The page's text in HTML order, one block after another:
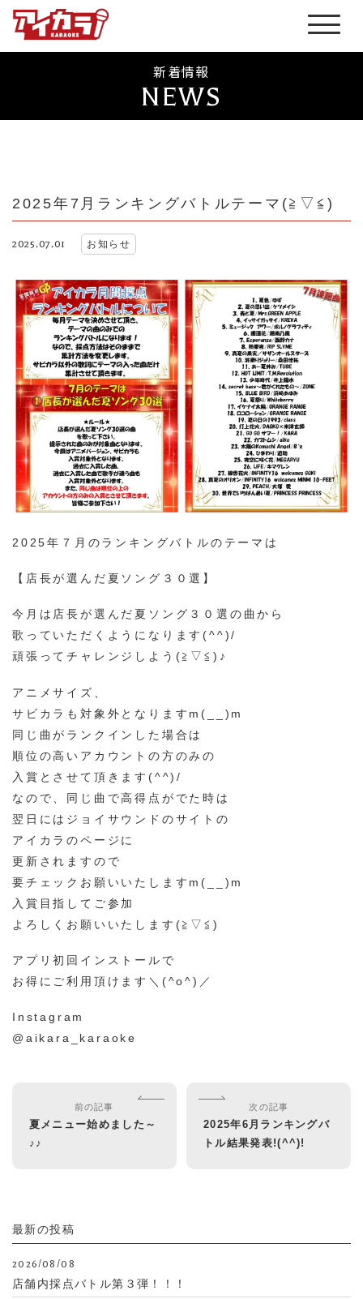
新着情報
NEWS
2025年7月ランキングバトルテーマ(≧▽≦)
2025.07.01 お知らせ
2025年７月のランキングバトルのテーマは
【店長が選んだ夏ソング３０選】
今月は店長が選んだ夏ソング３０選の曲から
歌っていただくようになります(^^)/
頑張ってチャレンジしよう(≧▽≦)♪
アニメサイズ、
サビカラも対象外となりますm(__)m
同じ曲がランクインした場合は
順位の高いアカウントの方のみの
入賞とさせて頂きます(^^)/
なので、同じ曲で高得点がでた時は
翌日にはジョイサウンドのサイトの
アイカラのページに
更新されますので
要チェックお願いいたしますm(__)m
入賞目指してご参加
よろしくお願いいたします(≧▽≦)
アプリ初回インストールで
お得にご利用頂けます＼(^o^)／
Instagram
@aikara_karaoke
前の記事
夏メニュー始めました～
♪♪
次の記事
2025年6月ランキングバ
トル結果発表!(^^)!
最新の投稿
2026/08/08
店舗内採点バトル第３弾！！！